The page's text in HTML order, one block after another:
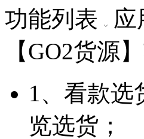
功能列表
应
【GO2货源
1、看款选
览选货；